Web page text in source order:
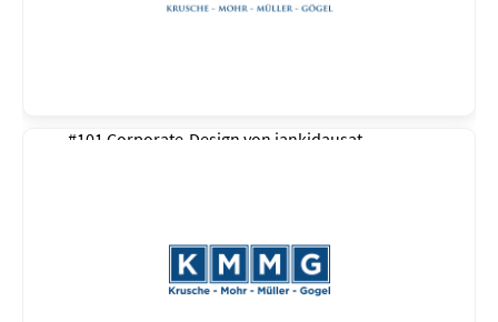
#101 Corporate-Design von jankidausat